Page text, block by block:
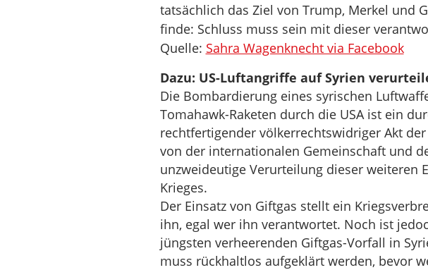
tatsächlich das Ziel von Trump, Merkel und
finde: Schluss muss sein mit dieser
Quelle: Sahra Wagenknecht via Facebook
Dazu: US-Luftangriffe auf Syrien
Die Bombardierung eines syrischen
Tomahawk-Raketen durch die USA ist ein
rechtfertigender völkerrechtswidriger Akt
von der internationalen Gemeinschaft und
unzweideutige Verurteilung dieser weiteren
Krieges.
Der Einsatz von Giftgas stellt ein
ihn, egal wer ihn verantwortet. Noch ist
jüngsten verheerenden Giftgas-Vorfall in
muss rückhaltlos aufgeklärt werden, bevor